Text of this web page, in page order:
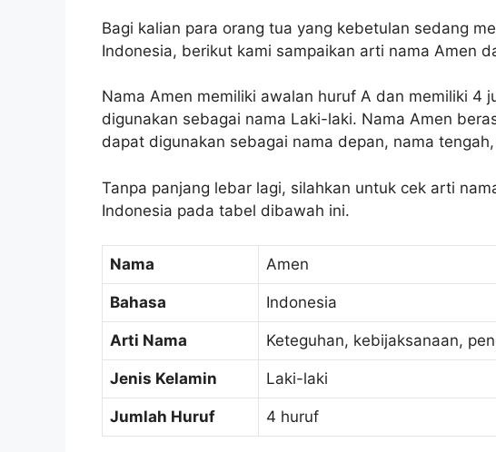
Bagi kalian para orang tua yang kebetulan sedang
Indonesia, berikut kami sampaikan arti nama Amen
Nama Amen memiliki awalan huruf A dan memiliki 4
digunakan sebagai nama Laki-laki. Nama Amen
dapat digunakan sebagai nama depan, nama
Tanpa panjang lebar lagi, silahkan untuk cek arti
Indonesia pada tabel dibawah ini.
Nama Amen
Bahasa Indonesia
Arti Nama Keteguhan, kebijaksanaan,
Jenis Kelamin Laki-laki
Jumlah Huruf 4 huruf